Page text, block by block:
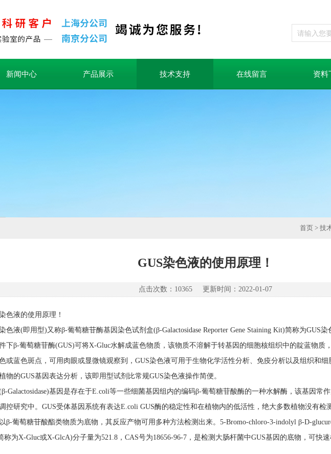
新闻中心 产品展示 技术支持 在线留言 资料
首页 > 技
GUS染色液的使用原理！
点击次数：10365 更新时间：2022-01-07
色液的使用原理！
色液(即用型)又称β-葡萄糖苷酶基因染色试剂盒(β-Galactosidase Reporter Gene Staining Kit)简称为GUS
下β-葡萄糖苷酶(GUS)可将X-Gluc水解成蓝色物质，该物质不溶解于转基因的细胞核组织中的靛蓝物质
或蓝色斑点，可用肉眼或显微镜观察到，GUS染色液可用于生物化学活性分析、免疫分析以及组织和
物的GUS基因表达分析，该即用型试剂比常规GUS染色液操作简便。
Galactosidase)基因是存在于E.coli等一些细菌基因组内的编码β-葡萄糖苷酸酶的一种水解酶，该基因常
控研究中。GUS受体基因系统有表达E.coli GUS酶的稳定性和在植物内的低活性，绝大多数植物没有检
β-葡萄糖苷酸酯类物质为底物，其反应产物可用多种方法检测出来。5-Bromo-chloro-3-indolyl β-D-
称为X-Gluc或X-GlcA)分子量为521.8，CAS号为18656-96-7，是检测大肠杆菌中GUS基因的底物，可快